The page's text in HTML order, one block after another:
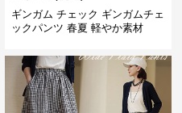
ギンガム チェック ギンガムチェ
ックパンツ 春夏 軽やか素材